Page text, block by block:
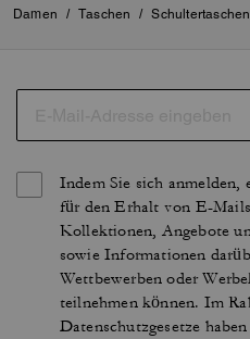
Damen / Taschen / Schultertaschen
Indem Sie sich
für den Erhalt von E-
Kollektionen, Angebote
sowie Informationen
Wettbewerben oder
teilnehmen können. Im
Datenschutzgesetze